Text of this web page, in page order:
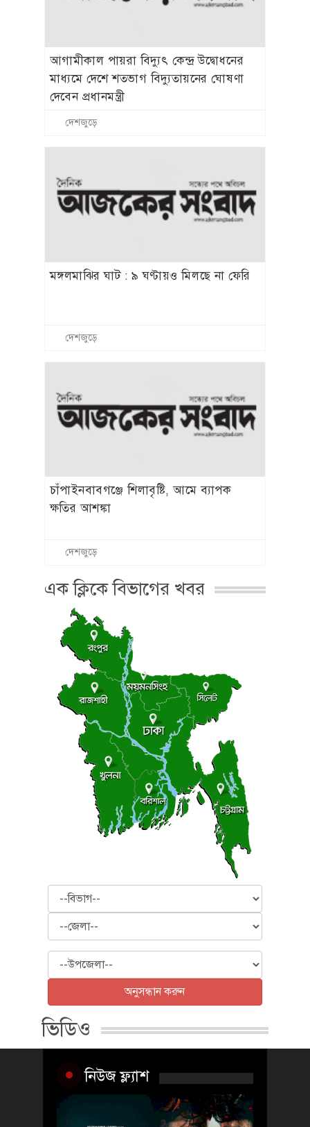
আগামীকাল পায়রা বিদ্যুৎ কেন্দ্র উদ্বোধনের
মাধ্যমে দেশে শতভাগ বিদ্যুতায়নের ঘোষণা
দেবেন প্রধানমন্ত্রী
দেশজুড়ে
মঙ্গলমাঝির ঘাট : ৯ ঘণ্টায়ও মিলছে না ফেরি
দেশজুড়ে
চাঁপাইনবাবগঞ্জে শিলাবৃষ্টি, আমে ব্যাপক
ক্ষতির আশঙ্কা
দেশজুড়ে
এক ক্লিকে বিভাগের খবর
বিভাগ
জেলা
উপজেলা
অনুসন্ধান করুন
ভিডিও
নিউজ ফ্ল্যাশ